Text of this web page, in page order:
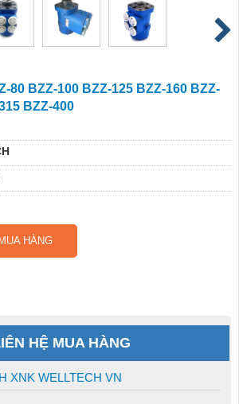
80 BZZ-100 BZZ-125 BZZ-160 BZZ-
BZZ-400
HÀNG
HỆ MUA HÀNG
XNK WELLTECH VN